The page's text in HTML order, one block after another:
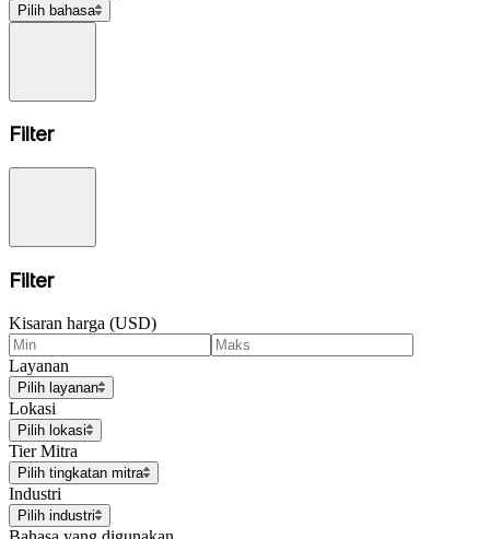
Pilih bahasa
Filter
Filter
Kisaran harga (USD)
Layanan
Pilih layanan
Lokasi
Pilih lokasi
Tier Mitra
Pilih tingkatan mitra
Industri
Pilih industri